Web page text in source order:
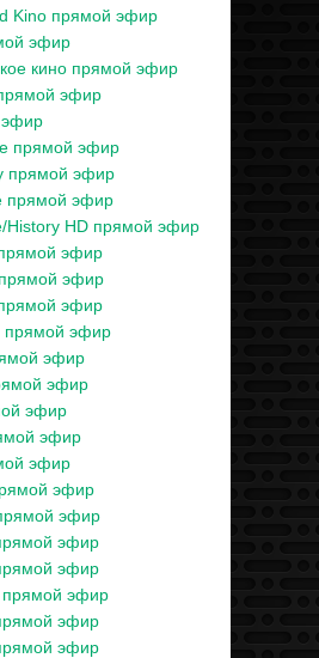
Kino прямой эфир
эфир
кино прямой эфир
эфир
прямой эфир
прямой эфир
прямой эфир
History HD прямой эфир
эфир
эфир
эфир
прямой эфир
эфир
эфир
эфир
эфир
эфир
эфир
эфир
эфир
эфир
прямой эфир
эфир
эфир